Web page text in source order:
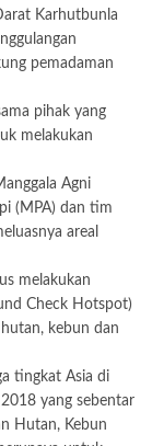
Karhutbunla
pemadaman
pihak yang
melakukan
Agni
(MPA) dan tim
areal
melakukan
Check Hotspot)
kebun dan
tingkat Asia di
yang sebentar
Hutan, Kebun